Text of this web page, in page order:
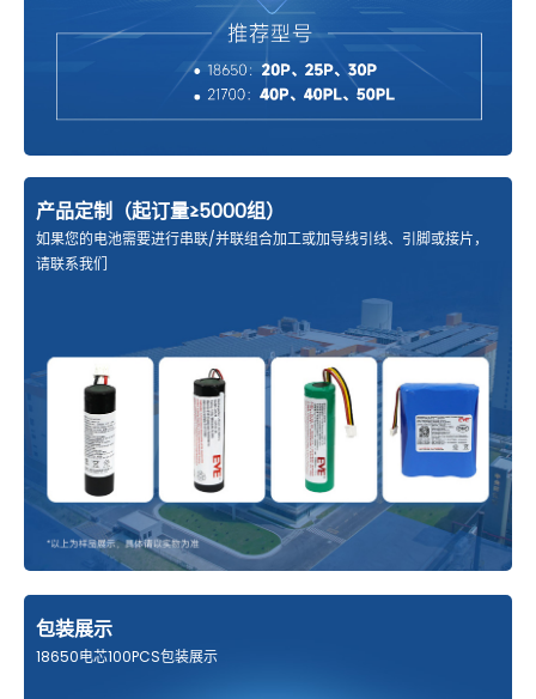
产品定制（起订量≥5000组）
如果您的电池需要进行串联/并联组合加工或加导线引线、引脚或接片，
请联系我们
包装展示
18650电芯100PCS包装展示